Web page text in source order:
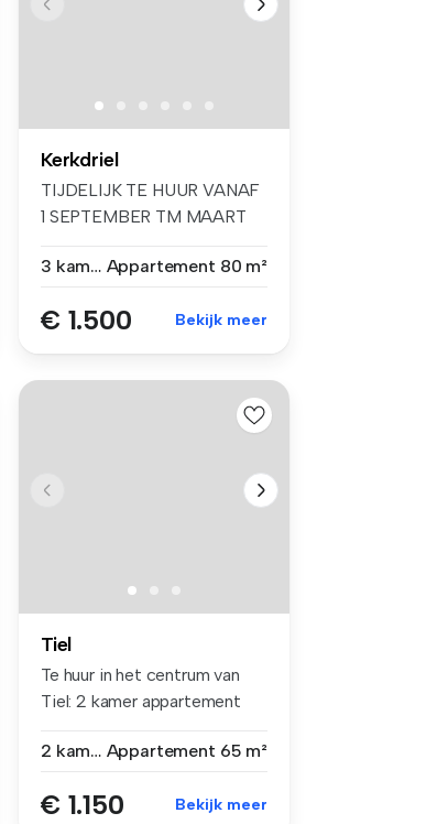
Kerkdriel
TIJDELIJK TE HUUR VANAF
1 SEPTEMBER TM MAART
3 kamers Appartement 80 m²
€ 1.500 Bekijk meer
Tiel
Te huur in het centrum van
Tiel: 2 kamer appartement
2 kamers Appartement 65 m²
€ 1.150 Bekijk meer